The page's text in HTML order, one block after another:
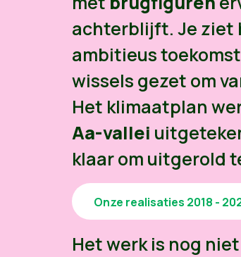
achterblijft. Je ziet
ambitieus
wissels gezet om
Het klimaatplan
Aa-vallei
klaar om uitgerold
Onze realisaties 2018 -
Het werk is nog